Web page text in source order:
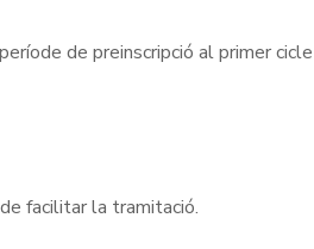
de preinscripció al primer
facilitar la tramitació.